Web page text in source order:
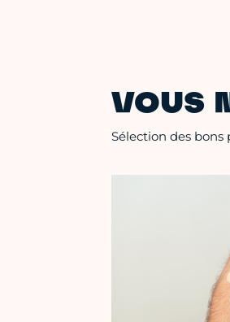
VOUS
Sélection des